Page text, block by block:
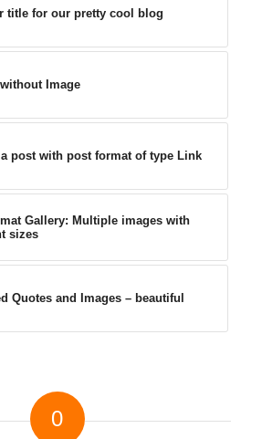
title for our pretty cool blog
Image
post with post format of type Link
Gallery: Multiple images with
sizes
Quotes and Images – beautiful
0